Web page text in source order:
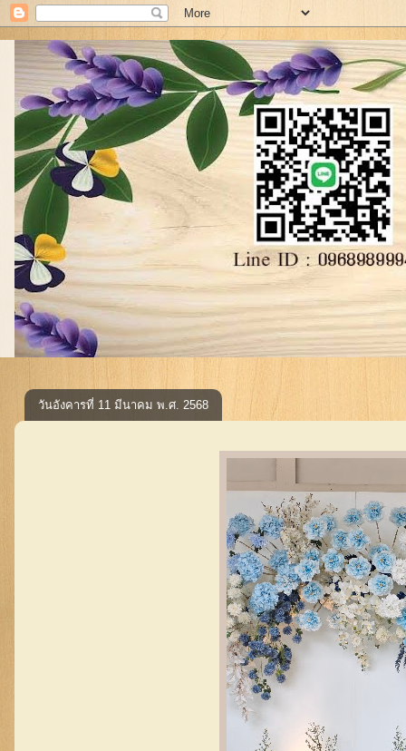
วันอังคารที่ 11 มีนาคม พ.ศ. 2568